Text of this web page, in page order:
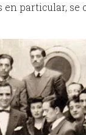
en particular,